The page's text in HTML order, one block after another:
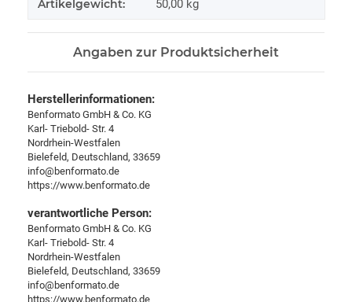
Artikelgewicht: 50,00 kg
Angaben zur Produktsicherheit
Herstellerinformationen:
Benformato GmbH & Co. KG
Karl- Triebold- Str. 4
Nordrhein-Westfalen
Bielefeld, Deutschland, 33659
info@benformato.de
https://www.benformato.de
verantwortliche Person:
Benformato GmbH & Co. KG
Karl- Triebold- Str. 4
Nordrhein-Westfalen
Bielefeld, Deutschland, 33659
info@benformato.de
https://www.benformato.de